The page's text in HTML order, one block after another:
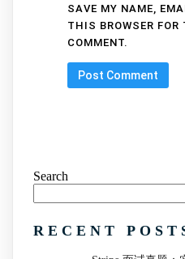
SAVE MY NAME,
THIS BROWSER
COMMENT.
Search
RECENT